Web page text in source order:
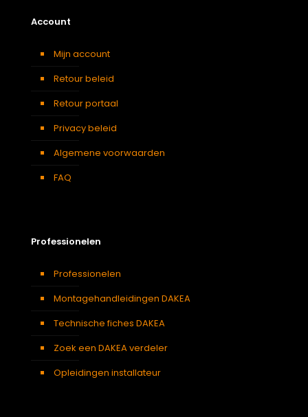
Account
Mijn account
Retour beleid
Retour portaal
Privacy beleid
Algemene voorwaarden
FAQ
Professionelen
Professionelen
Montagehandleidingen DAKEA
Technische fiches DAKEA
Zoek een DAKEA verdeler
Opleidingen installateur